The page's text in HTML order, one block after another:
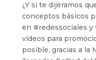
¿Y si te dijéramos
conceptos básicos
en #redessociales y
vídeos para
posible, gracias a la